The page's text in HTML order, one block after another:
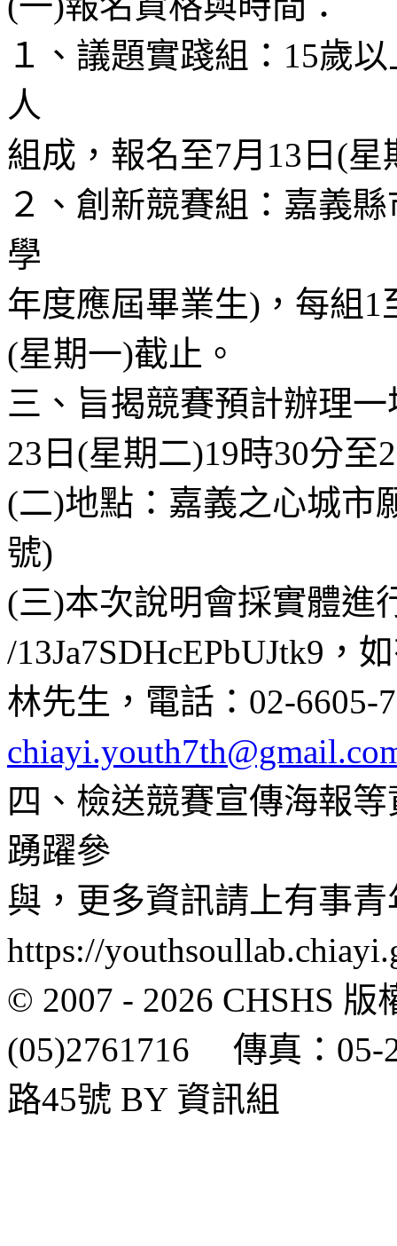
１、議題實踐組：15歲
人
組成，報名至7月13日(星
２、創新競賽組：嘉義
學
年度應屆畢業生)，每組1
(星期一)截止。
三、旨揭競賽預計辦理
23日(星期二)19時30分至
(二)地點：嘉義之心城市
號)
(三)本次說明會採實體進
/13Ja7SDHcEPbUJtk9，
林先生，電話：02-6605-
四、檢送競賽宣傳海報
踴躍參
與，更多資訊請上有事
https://
© 2007 - 2026 CHSHS
(05)2761716 傳真：05-
路45號 BY 資訊組